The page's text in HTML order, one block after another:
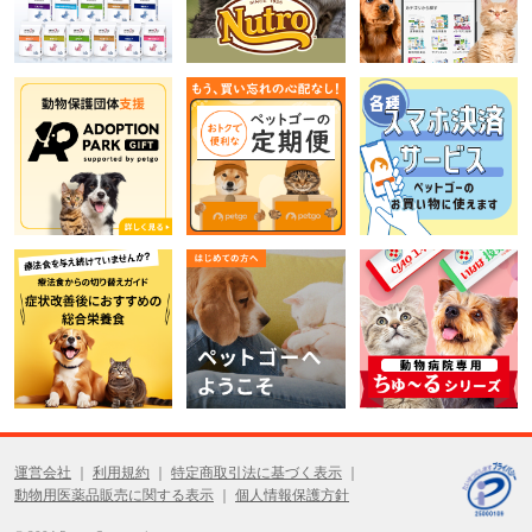
運営会社 利用規約
特定商取引法に基づく表示
動物用医薬品販売に関する表示
個人情報保護方針